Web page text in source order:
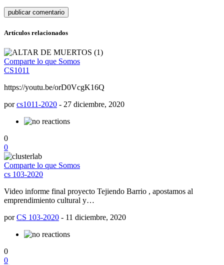
Artículos relacionados
Comparte lo que Somos
CS1011
https://youtu.be/orD0VcgK16Q
porcs1011-2020 - 27 diciembre, 2020
0
0
Comparte lo que Somos
cs 103-2020
Video informe final proyecto Tejiendo Barrio , apostamos al
emprendimiento cultural y…
porCS 103-2020 - 11 diciembre, 2020
0
0